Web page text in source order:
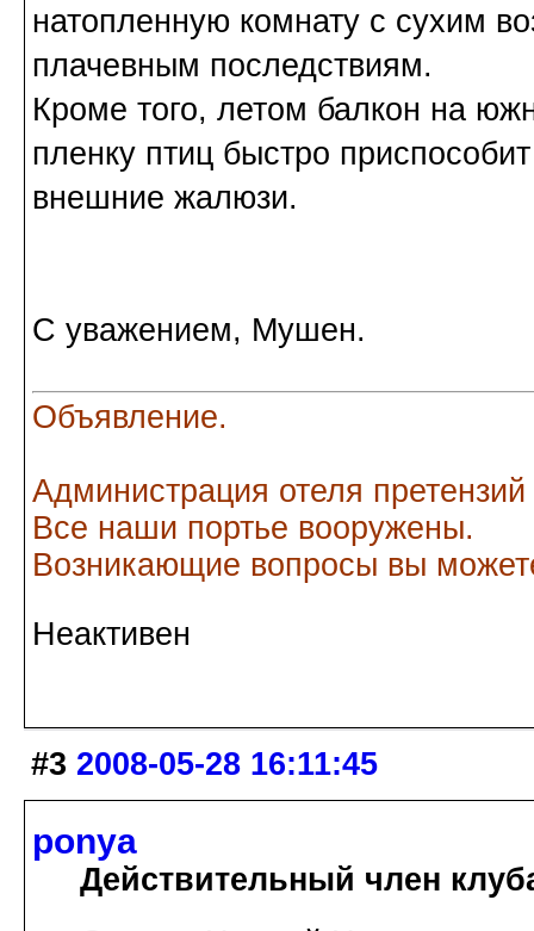
натопленную комнату с сухим
плачевным последствиям.
Кроме того, летом балкон на
пленку птиц быстро
внешние жалюзи.
С уважением, Мушен.
Объявление.
Администрация отеля
Все наши портье вооружены.
Возникающие вопросы вы
Неактивен
#3 2008-05-28 16:11:45
ponya
Действительный член